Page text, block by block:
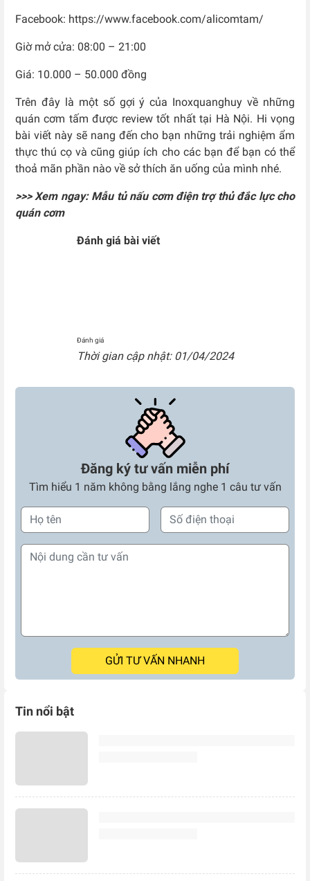
Facebook: https://www.facebook.com/alicomtam/
Giờ mở cửa: 08:00 – 21:00
Giá: 10.000 – 50.000 đồng
Trên đây là một số gợi ý của Inoxquanghuy về những
quán cơm tấm được review tốt nhất tại Hà Nội. Hi vọng
bài viết này sẽ nang đến cho bạn những trải nghiệm ẩm
thực thú cọ và cũng giúp ích cho các bạn để bạn có thể
thoả mãn phần nào về sở thích ăn uống của mình nhé.
>>> Xem ngay: Mẫu tủ nấu cơm điện trợ thủ đắc lực cho
quán cơm
Đánh giá bài viết
Đánh giá
Thời gian cập nhật: 01/04/2024
Đăng ký tư vấn miễn phí
Tìm hiểu 1 năm không bằng lắng nghe 1 câu tư vấn
GỬI TƯ VẤN NHANH
Tin nổi bật